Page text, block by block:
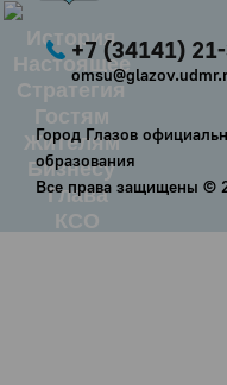
История
Настоящее
Стратегия
Гостям
Жителям
Бизнесу
Глава
КСО
+7 (34141)
Город Глазов
образования
Все права защищены ©